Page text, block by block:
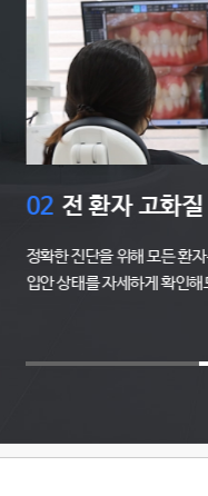
02 전 환자 고화
정확한 진단을 위해 모든 환
입안 상태를 자세하게 확인해